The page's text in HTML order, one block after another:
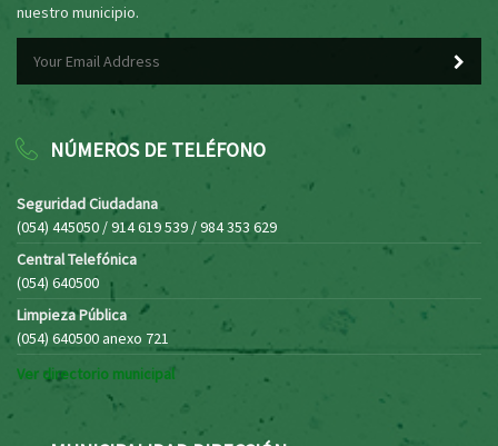
nuestro municipio.
NÚMEROS DE TELÉFONO
Seguridad Ciudadana
(054) 445050 / 914 619 539 / 984 353 629
Central Telefónica
(054) 640500
Limpieza Pública
(054) 640500 anexo 721
Ver directorio municipal